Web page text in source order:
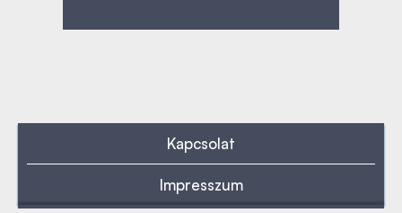
Kapcsolat
Impresszum